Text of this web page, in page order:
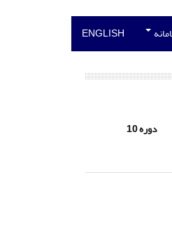
ENGLISH
دوره 10